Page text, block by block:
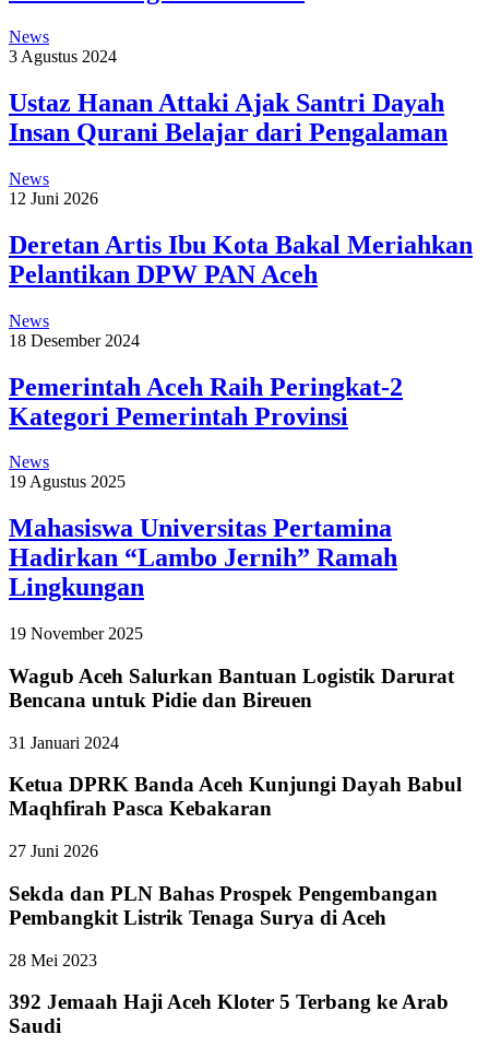
News
3 Agustus 2024
Ustaz Hanan Attaki Ajak Santri Dayah
Insan Qurani Belajar dari Pengalaman
News
12 Juni 2026
Deretan Artis Ibu Kota Bakal Meriahkan
Pelantikan DPW PAN Aceh
News
18 Desember 2024
Pemerintah Aceh Raih Peringkat-2
Kategori Pemerintah Provinsi
News
19 Agustus 2025
Mahasiswa Universitas Pertamina
Hadirkan “Lambo Jernih” Ramah
Lingkungan
19 November 2025
Wagub Aceh Salurkan Bantuan Logistik Darurat
Bencana untuk Pidie dan Bireuen
31 Januari 2024
Ketua DPRK Banda Aceh Kunjungi Dayah Babul
Maqhfirah Pasca Kebakaran
27 Juni 2026
Sekda dan PLN Bahas Prospek Pengembangan
Pembangkit Listrik Tenaga Surya di Aceh
28 Mei 2023
392 Jemaah Haji Aceh Kloter 5 Terbang ke Arab
Saudi